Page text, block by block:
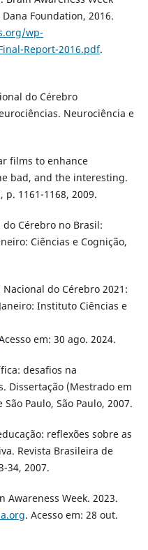
Foundation, 2016.
wp-
Report-2016.pdf.
do Cérebro
Neurociência e
films to enhance
bad, and the interesting.
p. 1161-1168, 2009.
do Cérebro no Brasil:
Ciências e Cognição,
Nacional do Cérebro 2021:
Instituto Ciências e
em: 30 ago. 2024.
desafios na
Dissertação (Mestrado em
Paulo, São Paulo, 2007.
reflexões sobre as
Revista Brasileira de
34, 2007.
Awareness Week. 2023.
. Acesso em: 28 out.